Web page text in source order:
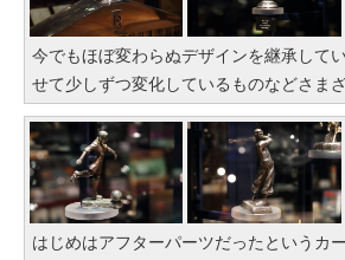
今でもほぼ変わらぬデザインを継承して
せて少しずつ変化しているものなどさま
はじめはアフターパーツだったというカ